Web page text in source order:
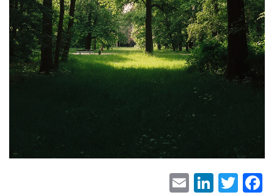
Facebook
Twitter
LinkedIn